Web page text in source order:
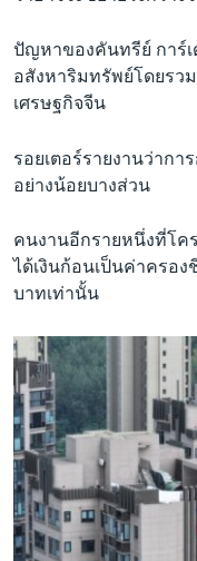
ปัญหาของคันทรีย์ การ์
อสังหาริมทรัพย์โดยรว
เศรษฐกิจจีน
รอยเตอร์รายงานว่ากา
อย่างน้อยบางส่วน
คนงานอีกรายหนึ่งที่โคร
ได้เงินก้อนเป็นค่าครอง
บาทเท่านั้น